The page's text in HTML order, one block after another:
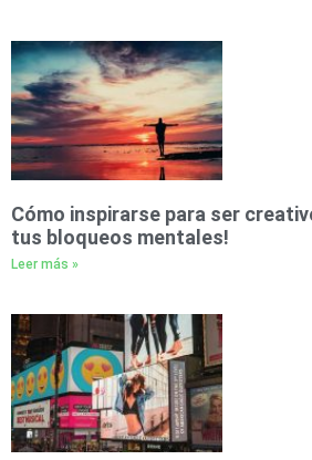
Cómo inspirarse para ser
tus bloqueos mentales!
Leer más »